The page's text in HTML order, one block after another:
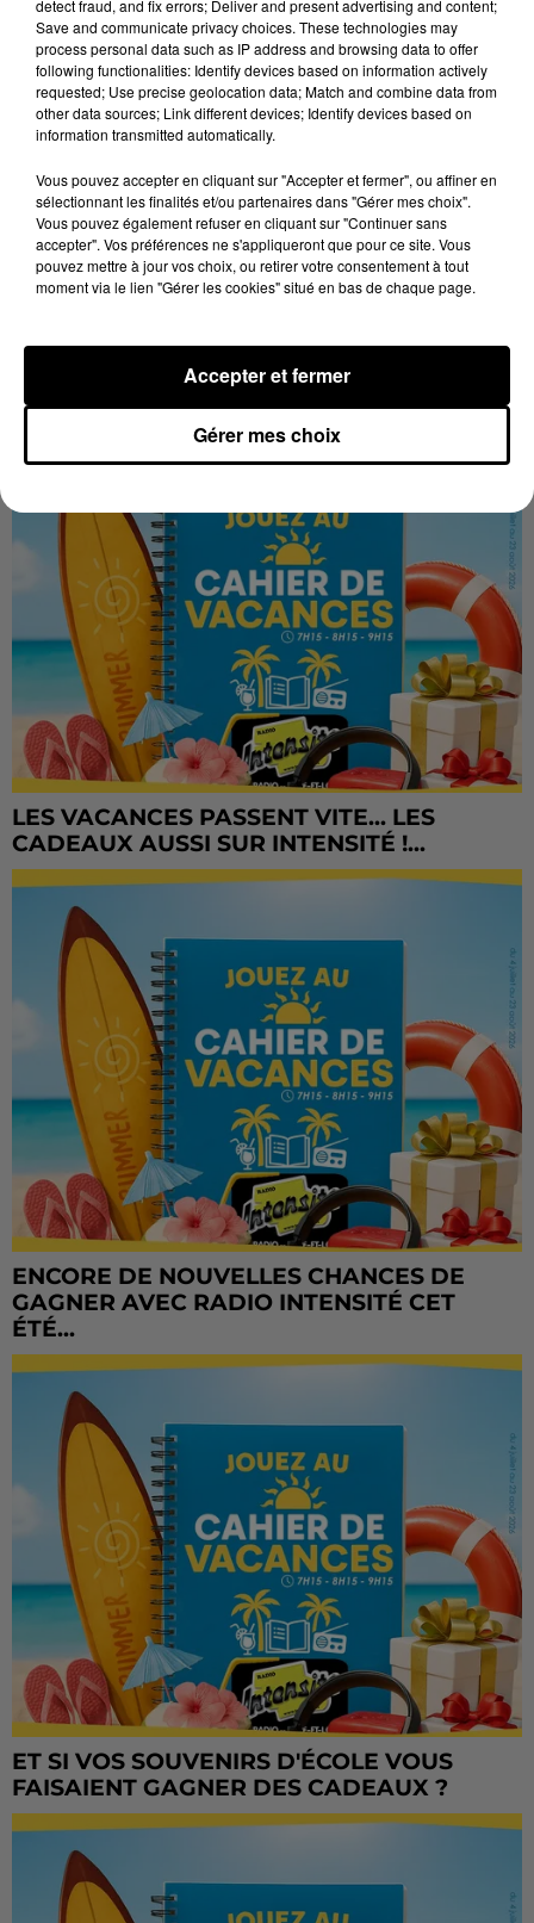
Stars'Terre 2026 : Philippe Palmieri dévoile
les ambitions d'un...
À quelques semaines de la première édition de
Stars'Terre, organisée du 18 au 20 septembre 2026 au
LES JEUX
LES VACANCES PASSENT VITE... LES
CADEAUX AUSSI SUR INTENSITÉ !...
ENCORE DE NOUVELLES CHANCES DE
GAGNER AVEC RADIO INTENSITÉ CET
ÉTÉ...
ET SI VOS SOUVENIRS D'ÉCOLE VOUS
FAISAIENT GAGNER DES CADEAUX ?
detect fraud, and fix errors; Deliver and present advertising and content;
Save and communicate privacy choices. These technologies may
process personal data such as IP address and browsing data to offer
following functionalities: Identify devices based on information actively
requested; Use precise geolocation data; Match and combine data from
other data sources; Link different devices; Identify devices based on
information transmitted automatically.
Vous pouvez accepter en cliquant sur "Accepter et fermer", ou affiner en
sélectionnant les finalités et/ou partenaires dans "Gérer mes choix".
Vous pouvez également refuser en cliquant sur "Continuer sans
accepter". Vos préférences ne s'appliqueront que pour ce site. Vous
pouvez mettre à jour vos choix, ou retirer votre consentement à tout
moment via le lien "Gérer les cookies" situé en bas de chaque page.
Gérer mes choix
Accepter et fermer